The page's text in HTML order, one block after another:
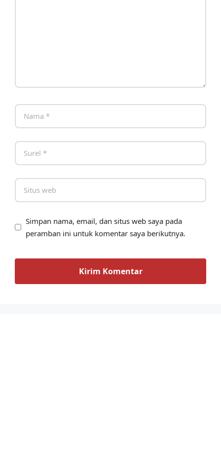
Simpan nama, email, dan situs web saya pada
peramban ini untuk komentar saya berikutnya.